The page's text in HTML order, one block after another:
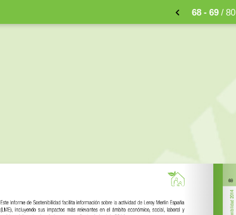
68 - 69/ 80